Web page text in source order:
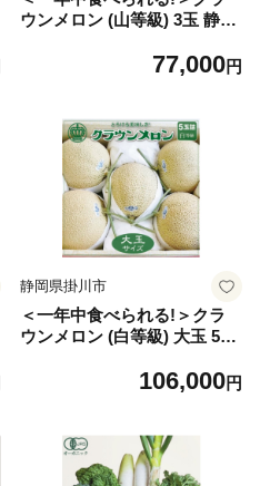
ウンメロン (山等級) 3玉 静岡
77,000円
静岡県掛川市
＜一年中食べられる!＞クラ
ウンメロン (白等級) 大玉 5玉
106,000円